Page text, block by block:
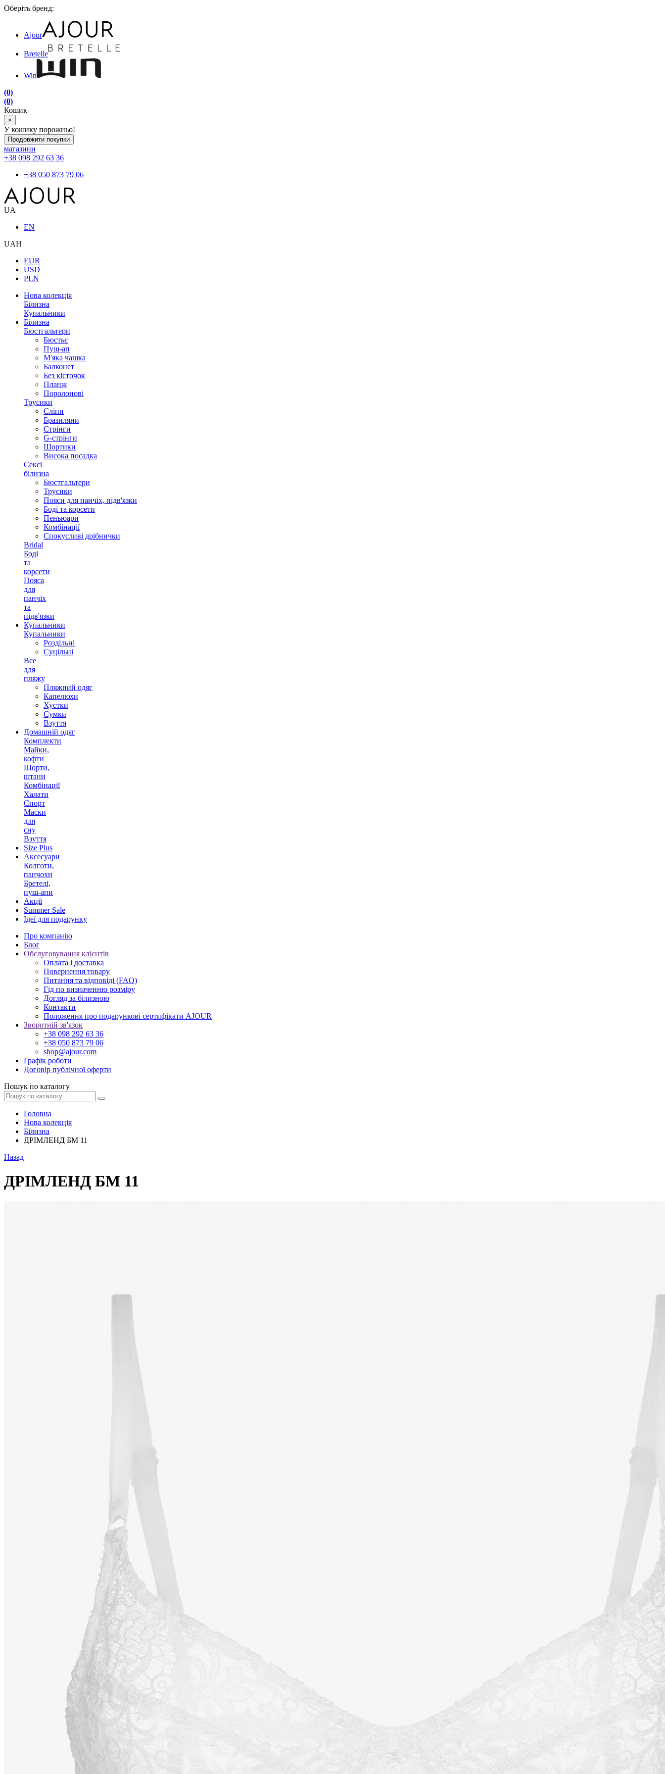
Оберіть бренд:
Ajour
Bretelle
Win
(0)
(0)
Кошик
×
У кошику порожньо!
Продовжити покупки
магазини
+38 098 292 63 36
+38 050 873 79 06
UA
EN
UAH
EUR
USD
PLN
Нова колекція
Білизна
Купальники
Білизна
Бюстгальтери
Бюстьє
Пуш-ап
М'яка чашка
Балконет
Без кісточок
Планж
Поролонові
Трусики
Сліпи
Бразиляни
Стрінги
G-стрінги
Шортики
Висока посадка
Сексі
білизна
Бюстгальтери
Трусики
Пояси для панчіх, підв'язки
Боді та корсети
Пеньюари
Комбінації
Спокусливі дрібнички
Bridal
Боді
та
корсети
Пояса
для
панчіх
та
підв'язки
Купальники
Купальники
Роздільні
Суцільні
Все
для
пляжу
Пляжний одяг
Капелюхи
Хустки
Сумки
Взуття
Домашній одяг
Комплекти
Майки,
кофти
Шорти,
штани
Комбінації
Халати
Спорт
Маски
для
сну
Взуття
Size Plus
Аксесуари
Колготи,
панчохи
Бретелі,
пуш-апи
Акції
Summer Sale
Ідеї для подарунку
Про компанію
Блог
Обслуговування клієнтів
Оплата і доставка
Повернення товару
Питання та відповіді (FAQ)
Гід по визначенню розміру
Догляд за білизною
Контакти
Положення про подарункові сертифікати AJOUR
Зворотній зв'язок
+38 098 292 63 36
+38 050 873 79 06
shop@ajour.com
Графік роботи
Договір публічної оферти
Пошук по каталогу
Головна
Нова колекція
Білизна
ДРІМЛЕНД БМ 11
Назад
ДРІМЛЕНД БМ 11